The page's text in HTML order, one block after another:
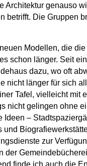
Architektur genauso
betrifft. Die Gruppen
Modellen, die
schon länger. Seit
dazu, wo oft
nicht länger für sich
Tafel, vielleicht mit
nicht gelingen ohne
–
zur
der
finde ich auch die